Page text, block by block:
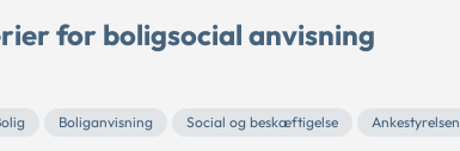
for boligsocial anvisning
Boliganvisning Social og beskæftigelse Ankestyrelsen